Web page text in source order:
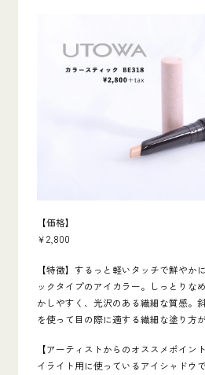
【価格】
￥2,800
【特徴】するっと軽いタッチで鮮やか
ックタイプのアイカラー。しっとりな
かしやすく、光沢のある繊細な質感。
を使って目の際に適する繊細な塗り方が
【アーティストからのオススメポイン
イライト用に使っているアイシャドウ